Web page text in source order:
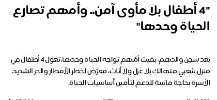
"4 أطفال بلا مأوى آمن.. وأمهم تصارع
الحياة وحدها"
بعد سجن والدهم، بقيت أمّهم تواجه الحياة وحدها، تعول 4 أطفال في
منزل شعبي متهالك بلا عزل ولا أثاث، معرّض لخطر الأمطار والحر الشديد.
الأسرة بحاجة ماسة للدعم لتأمين أساسيات الحياة.